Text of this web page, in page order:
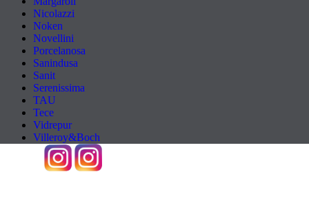
Nicolazzi
Noken
Novellini
Porcelanosa
Sanindusa
Sanit
Serenissima
TAU
Tece
Vidrepur
Villeroy&Boch